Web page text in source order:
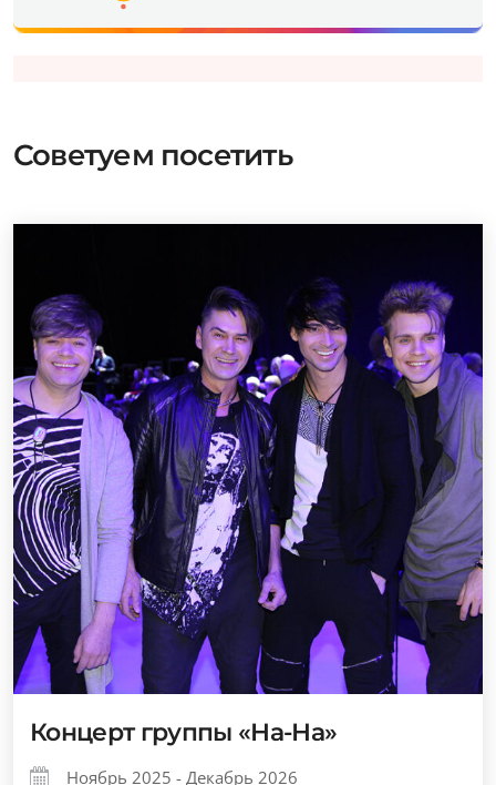
Советуем посетить
Концерт группы «На-На»
Ноябрь 2025 - Декабрь 2026